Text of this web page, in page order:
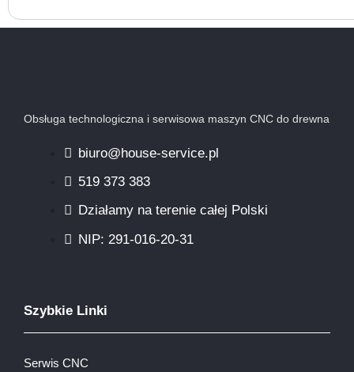
Obsługa technologiczna i serwisowa maszyn CNC do drewna
biuro@house-service.pl
519 373 383
Działamy na terenie całej Polski
NIP: 291-016-20-31​
Szybkie Linki
Serwis CNC